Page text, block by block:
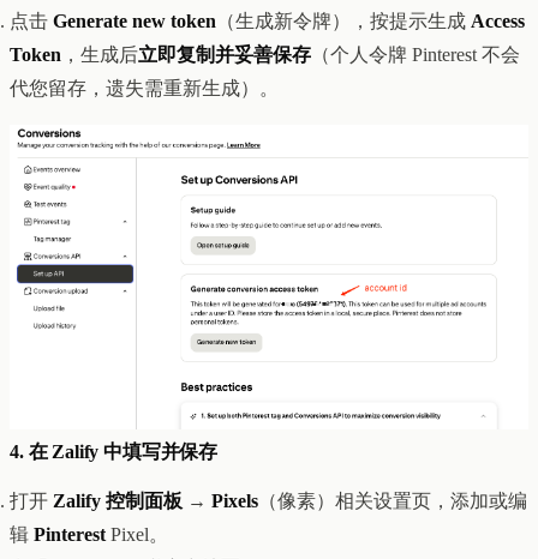
点击 Generate new token （生成新令牌），按提示生成 Access
Token ，生成后立即复制并妥善保存 （个人令牌 Pinterest 不会
代您留存，遗失需重新生成）。
4. 在 Zalify 中填写并保存
打开 Zalify 控制面板 → Pixels （像素）相关设置页，添加或编
辑 Pinterest Pixel。